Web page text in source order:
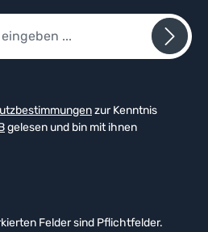
zur Kenntnis
gelesen und bin mit ihnen
Felder sind Pflichtfelder.